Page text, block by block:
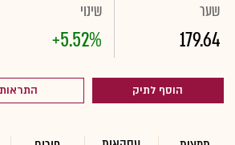
שער
179.64
שינוי
+5.52%
הוסף לתיק התראות